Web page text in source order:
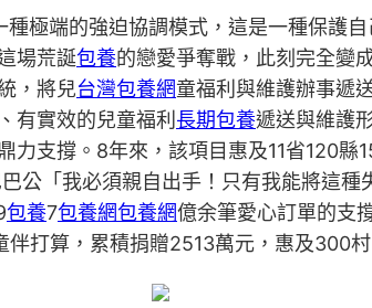
極端的強迫協調模式，這是一種保護
場荒誕包養的戀愛爭奪戰，此刻完全變
，將兒台灣包養網童福利與維護辦事遞
有實效的兒童福利 長期包養遞送與維護
支撐。8年來，該項目惠及11省120
公「我必須親自出手！只有我能將這種
包養7包養網包養網億余筆愛心訂單的支
打算，累積捐贈2513萬元，惠及300村